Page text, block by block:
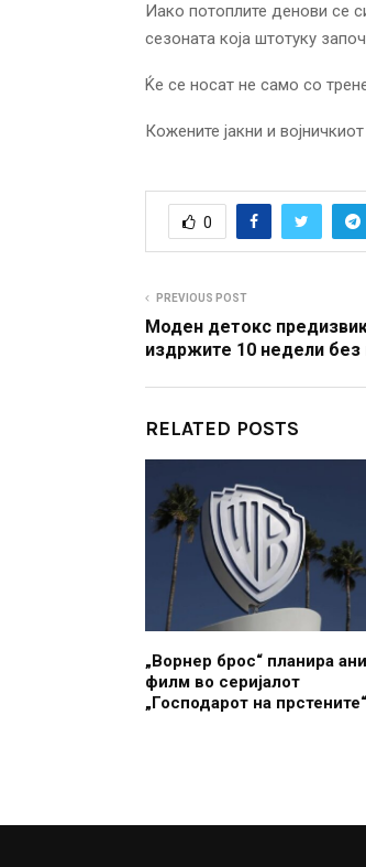
Иако потоплите денови се
сезоната која штотуку
Ќе се носат не само со
Кожените јакни и
0
PREVIOUS POST
Моден детокс
издржите 10 недели без
RELATED POSTS
„Ворнер брос“ планира
филм во серијалот
„Господарот на прстените“